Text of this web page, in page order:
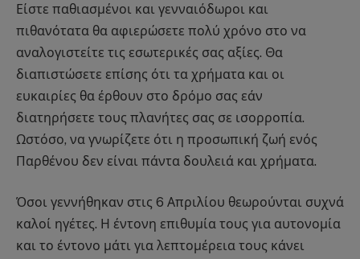
Είστε παθιασμένοι και γενναιόδωροι και
πιθανότατα θα αφιερώσετε πολύ χρόνο στο να
αναλογιστείτε τις εσωτερικές σας αξίες. Θα
διαπιστώσετε επίσης ότι τα χρήματα και οι
ευκαιρίες θα έρθουν στο δρόμο σας εάν
διατηρήσετε τους πλανήτες σας σε ισορροπία.
Ωστόσο, να γνωρίζετε ότι η προσωπική ζωή ενός
Παρθένου δεν είναι πάντα δουλειά και χρήματα.
Όσοι γεννήθηκαν στις 6 Απριλίου θεωρούνται συχνά
καλοί ηγέτες. Η έντονη επιθυμία τους για αυτονομία
και το έντονο μάτι για λεπτομέρεια τους κάνει